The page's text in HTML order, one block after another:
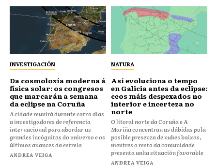
INVESTIGACIÓN
Da cosmoloxía moderna á
física solar: os congresos
que marcarán a semana
da eclipse na Coruña
A cidade reunirá durante catro días
a investigadores de referencia
internacional para abordar as
grandes incógnitas do universo e os
últimos avances da estrela
ANDREA VEIGA
NATURA
Así evoluciona o tempo
en Galicia antes da eclipse:
ceos máis despexados no
interior e incerteza no
norte
O litoral norte da Coruña e A
Mariña concentran as dúbidas pola
posible presenza de nubes baixas,
mentres o resto da comunidade
presenta unha situación favorable
ANDREA VEIGA